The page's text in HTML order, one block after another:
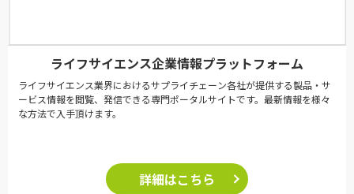
ライフサイエンス企業情報プラットフォーム
ライフサイエンス業界におけるサプライチェーン各社が提供する製品・サ
ービス情報を閲覧、発信できる専門ポータルサイトです。最新情報を様々
な方法で入手頂けます。
詳細はこちら